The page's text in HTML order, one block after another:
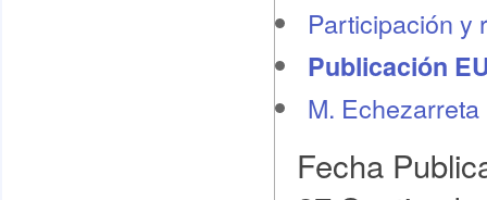
Participación y
Publicación
M. Echezarreta
Fecha